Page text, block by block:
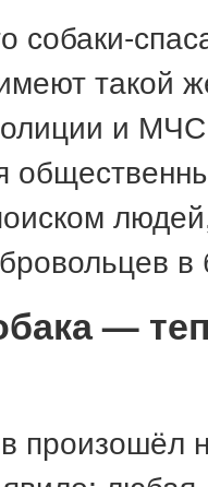
собаки-
такой
и
в
—
произошёл